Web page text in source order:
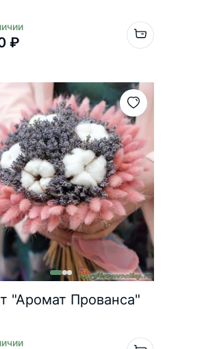
₽
"Аромат Прованса"